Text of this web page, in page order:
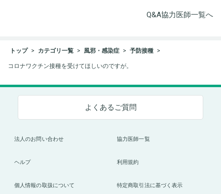
Q&A協力医師一覧へ
トップ カテゴリ一覧 風邪・感染症 予防接種
コロナワクチン接種を受けてほしいのですが。
よくあるご質問
法人のお問い合わせ 協力医師一覧
ヘルプ 利用規約
個人情報の取扱について 特定商取引法に基づく表示